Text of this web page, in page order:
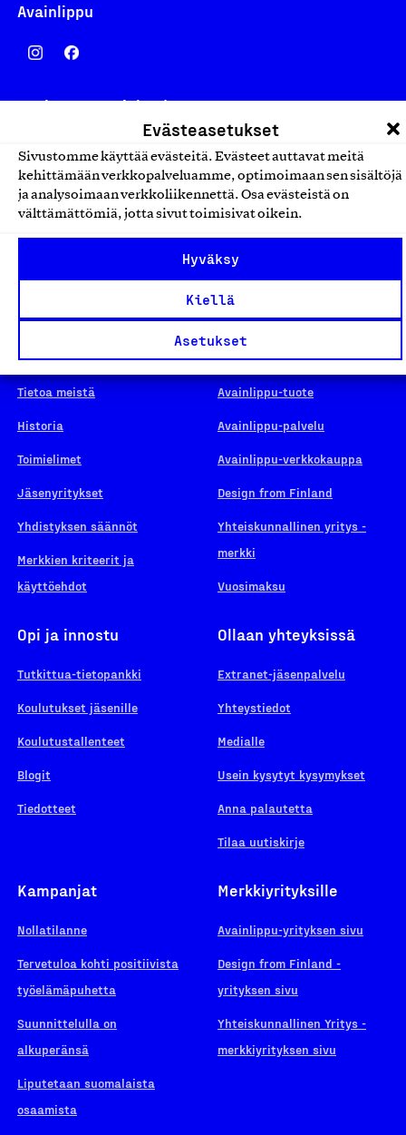
Evästeasetukset
Sivustomme käyttää evästeitä. Evästeet auttavat meitä
kehittämään verkkopalveluamme, optimoimaan sen sisältöjä
ja analysoimaan verkkoliikennettä. Osa evästeistä on
välttämättömiä, jotta sivut toimisivat oikein.
Hyväksy
Kiellä
Asetukset
Avainlippu
Design From Finland
Yhteiskunnallinen Yritys -merkki
Tietoa meistä
Historia
Toimielimet
Jäsenyritykset
Yhdistyksen säännöt
Merkkien kriteerit ja
käyttöehdot
Hae merkkiä
Avainlippu-tuote
Avainlippu-palvelu
Avainlippu-verkkokauppa
Design from Finland
Yhteiskunnallinen yritys -
merkki
Vuosimaksu
Opi ja innostu
Tutkittua-tietopankki
Koulutukset jäsenille
Koulutustallenteet
Blogit
Tiedotteet
Ollaan yhteyksissä
Extranet-jäsenpalvelu
Yhteystiedot
Medialle
Usein kysytyt kysymykset
Anna palautetta
Tilaa uutiskirje
Kampanjat
Nollatilanne
Tervetuloa kohti positiivista
työelämäpuhetta
Suunnittelulla on
alkuperänsä
Liputetaan suomalaista
osaamista
Merkkiyrityksille
Avainlippu-yrityksen sivu
Design from Finland -
yrityksen sivu
Yhteiskunnallinen Yritys -
merkkiyrityksen sivu